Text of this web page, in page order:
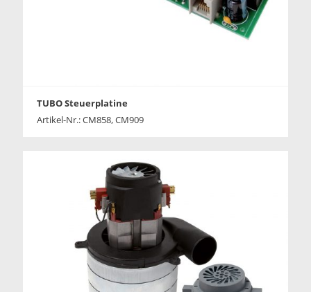
TUBO Steuerplatine
Artikel-Nr.: CM858, CM909